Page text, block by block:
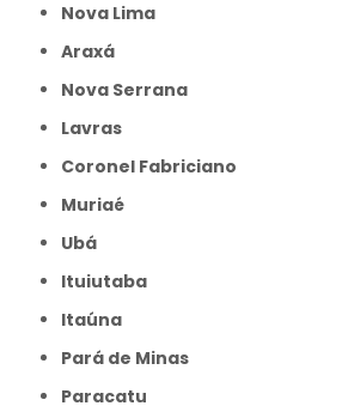
Nova Lima
Araxá
Nova Serrana
Lavras
Coronel Fabriciano
Muriaé
Ubá
Ituiutaba
Itaúna
Pará de Minas
Paracatu